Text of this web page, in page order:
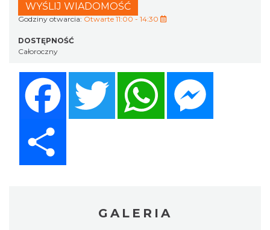
WYŚLIJ WIADOMOŚĆ
Godziny otwarcia: Otwarte 11:00 - 14:30
DOSTĘPNOŚĆ
Całoroczny
Twitter WhatsApp
GALERIA